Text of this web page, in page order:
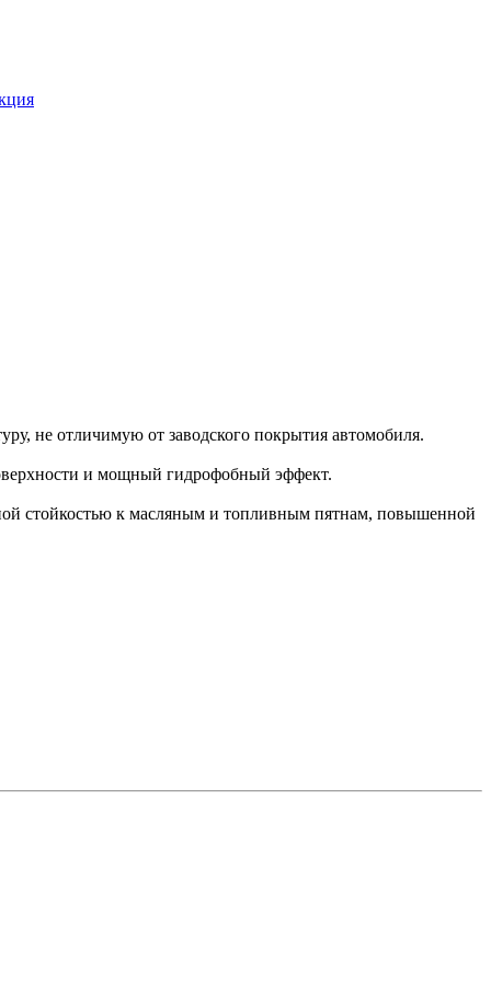
не отличимую от заводского покрытия автомобиля.
и мощный гидрофобный эффект.
стойкостью к масляным и топливным пятнам, повышенной